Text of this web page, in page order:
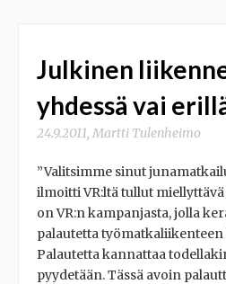
Julkinen
yhdessä vai
24.9.2011, Martti Tulenheimo
”Valitsimme sinut
ilmoitti VR:ltä tullut
on VR:n kampanjasta, jolla
palautetta
Palautetta kannattaa
pyydetään. Tässä avoin